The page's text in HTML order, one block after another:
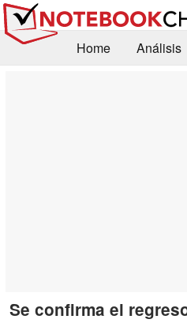
Home Análisis
Se confirma el